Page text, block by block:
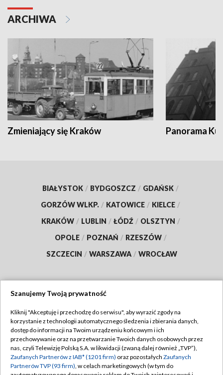
ARCHIWA
Zmieniający się Kraków Panorama
BIAŁYSTOK / BYDGOSZCZ / GDAŃSK /
GORZÓW WLKP. / KATOWICE / KIELCE /
KRAKÓW / LUBLIN / ŁÓDŹ / OLSZTYN /
OPOLE / POZNAŃ / RZESZÓW /
SZCZECIN / WARSZAWA / WROCŁAW
TVP
Abonament TVP
Emisja w TVP
Centrum informacji TVP
Regulamin TVP
Polityka prywatności
Szanujemy Twoją prywatność
Kliknij "Akceptuję i przechodzę do serwisu", aby wyrazić zgody na
korzystanie z technologii automatycznego śledzenia i zbierania danych,
dostęp do informacji na Twoim urządzeniu końcowym i ich
przechowywanie oraz na przetwarzanie Twoich danych osobowych przez
nas, czyli Telewizję Polską S.A. w likwidacji (zwaną dalej również „TVP”),
Zaufanych Partnerów z IAB* (1201 firm) oraz pozostałych Zaufanych
Partnerów TVP (93 firm), w celach marketingowych (w tym do